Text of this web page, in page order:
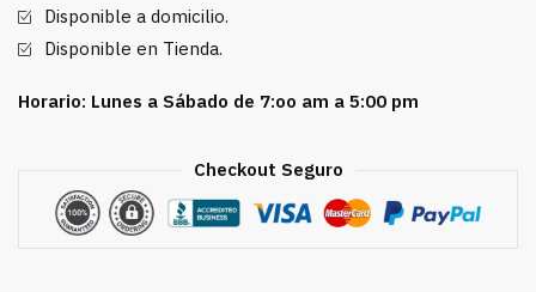
Blanco
cantidad
Disponible a domicilio.
Disponible en Tienda.
Horario: Lunes a Sábado de 7:oo am a 5:00 pm
Checkout Seguro